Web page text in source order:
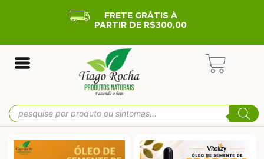
FRETE GRÁTIS À
PARTIR DE R$300,00